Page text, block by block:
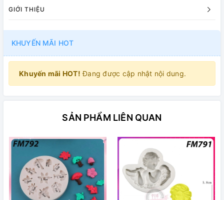
GIỚI THIỆU
KHUYẾN MÃI HOT
Khuyến mãi HOT! Đang được cập nhật nội dung.
SẢN PHẨM LIÊN QUAN